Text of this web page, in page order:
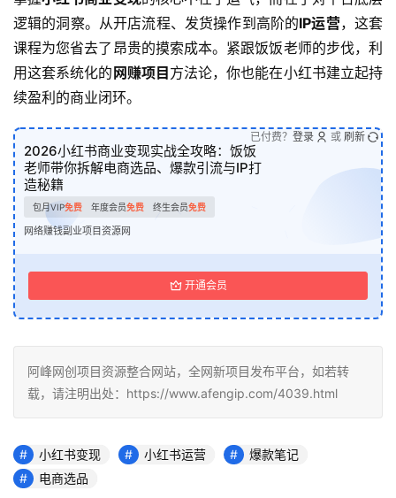
逻辑的洞察。从开店流程、发货操作到高阶的IP运营，这套
课程为您省去了昂贵的摸索成本。紧跟饭饭老师的步伐，利
用这套系统化的网赚项目方法论，你也能在小红书建立起持
续盈利的商业闭环。
2026小红书商业变现实战全攻略：饭饭
老师带你拆解电商选品、爆款引流与IP打
造秘籍
包月VIP免费 年度会员免费 终生会员免费
网络赚钱副业项目资源网
开通会员
已付费？ 登录 或 刷新
阿峰网创项目资源整合网站，全网新项目发布平台，如若转
载，请注明出处：https://www.afengip.com/4039.html
小红书变现 小红书运营
爆款笔记
电商选品